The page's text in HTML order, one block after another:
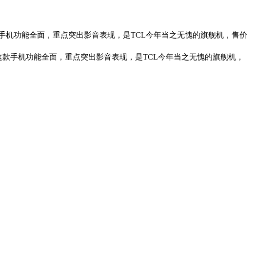
功能全面，重点突出影音表现，是TCL今年当之无愧的旗舰机，售价
手机功能全面，重点突出影音表现，是TCL今年当之无愧的旗舰机，